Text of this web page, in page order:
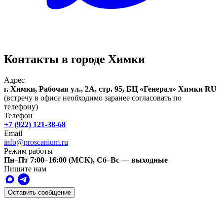
Контакты в городе Химки
Адрес
г. Химки, Рабочая ул., 2А, стр. 95, БЦ «Генерал» Химки RU
(встречу в офисе необходимо заранее согласовать по
телефону)
Телефон
+7 (922) 121-38-68
Email
info@proscanium.ru
Режим работы
Пн–Пт 7:00–16:00 (МСК), Сб–Вс — выходные
Пишите нам
Оставить сообщение